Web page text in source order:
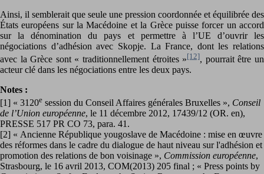
Ainsi, il semblerait que seule une pression coordonnée et équilibrée des
États européens sur la Macédoine et la Grèce puisse forcer un accord
sur la dénomination du pays et permettre à l’UE d’ouvrir les
négociations d’adhésion avec Skopje. La France, dont les relations
avec la Grèce sont « traditionnellement étroites »[12], pourrait être un
acteur clé dans les négociations entre les deux pays.
Notes :
[1] « 3120e session du Conseil Affaires générales Bruxelles », Conseil
de l’Union européenne, le 11 décembre 2012, 17439/12 (OR. en),
PRESSE 517 PR CO 73, para. 41.
[2] « Ancienne République yougoslave de Macédoine : mise en œuvre
des réformes dans le cadre du dialogue de haut niveau sur l'adhésion et
promotion des relations de bon voisinage », Commission européenne,
Strasbourg, le 16 avril 2013, COM(2013) 205 final ; « Press points by